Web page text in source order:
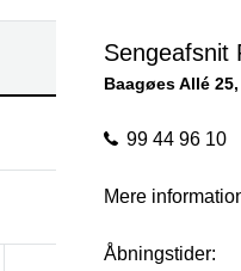
Sengeafsnit
Baagøes Allé
99 44 96 10
Mere
Åbningstider: